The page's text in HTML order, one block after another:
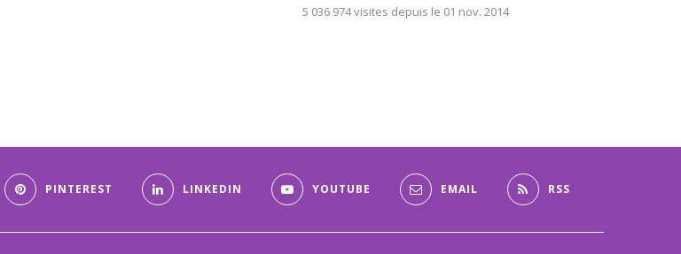
5 036 974 visites depuis le 01 nov. 2014
PINTEREST LINKEDIN YOUTUBE EMAIL RSS